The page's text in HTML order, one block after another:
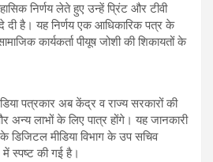
निर्णय लेते हुए उन्हें प्रिंट और टीवी
दी है। यह निर्णय एक आधिकारिक पत्र के
कार्यकर्ता पीयूष जोशी की शिकायतों के
पत्रकार अब केंद्र व राज्य सरकारों की
लाभों के लिए पात्र होंगे। यह जानकारी
डिजिटल मीडिया विभाग के उप सचिव
में स्पष्ट की गई है।